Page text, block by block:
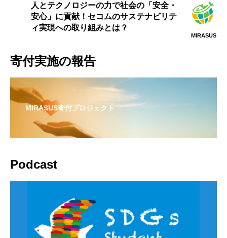
人とテクノロジーの力で社会の「安全・
安心」に貢献！セコムのサステナビリテ
ィ実現への取り組みとは？
MIRASUS
寄付実施の報告
MIRASUS寄付プロジェクト
Podcast